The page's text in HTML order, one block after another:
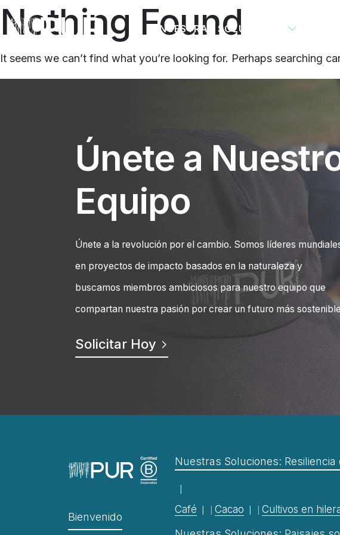
Main Navigation NUESTRAS SOLUCIONES
Nothing Found
It seems we can’t find what you’re looking for. Perhaps searching
Únete a
Equipo
Únete a la revolución por el cambio. Somos líderes
en proyectos de impacto basados en la naturaleza y
buscamos miembros ambiciosos para nuestro equipo que
compartan nuestra pasión por crear un futuro más
Solicitar Hoy
Bienvenido
Nuestras Soluciones:
Café Cacao Cultivos en